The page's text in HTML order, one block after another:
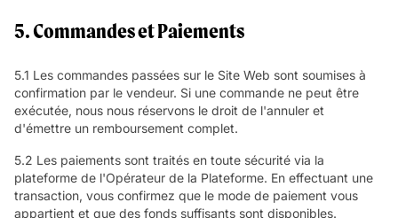
5. Commandes et Paiements
5.1 Les commandes passées sur le Site Web sont soumises à
confirmation par le vendeur. Si une commande ne peut être
exécutée, nous nous réservons le droit de l'annuler et
d'émettre un remboursement complet.
5.2 Les paiements sont traités en toute sécurité via la
plateforme de l'Opérateur de la Plateforme. En effectuant une
transaction, vous confirmez que le mode de paiement vous
appartient et que des fonds suffisants sont disponibles.